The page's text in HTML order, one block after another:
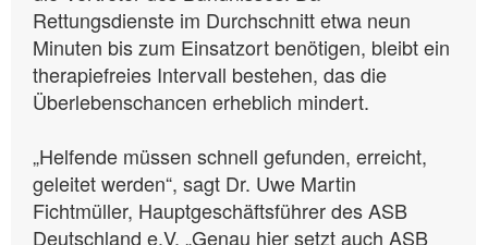
Rettungsdienste im Durchschnitt etwa neun
Minuten bis zum Einsatzort benötigen, bleibt ein
therapiefreies Intervall bestehen, das die
Überlebenschancen erheblich mindert.
„Helfende müssen schnell gefunden, erreicht,
geleitet werden“, sagt Dr. Uwe Martin
Fichtmüller, Hauptgeschäftsführer des ASB
Deutschland e.V. „Genau hier setzt auch ASB